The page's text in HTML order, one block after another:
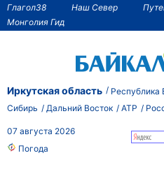
Глагол38 Наш Север
Монголия Гид
Иркутская область Республика
Сибирь
Дальний Восток АТР
07 августа 2026
Погода